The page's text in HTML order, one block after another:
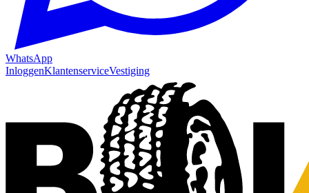
WhatsApp
InloggenKlantenserviceVestiging